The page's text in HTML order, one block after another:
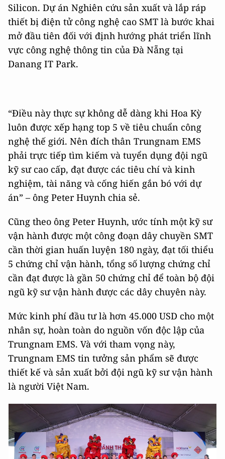
Silicon. Dự án Nghiên cứu sản xuất và lắp ráp
thiết bị điện tử công nghệ cao SMT là bước khai
mở đầu tiên đối với định hướng phát triển lĩnh
vực công nghệ thông tin của Đà Nẵng tại
Danang IT Park.
“Điều này thực sự không dễ dàng khi Hoa Kỳ
luôn được xếp hạng top 5 về tiêu chuẩn công
nghệ thế giới. Nên đích thân Trungnam EMS
phải trực tiếp tìm kiếm và tuyển dụng đội ngũ
kỹ sư cao cấp, đạt được các tiêu chí và kinh
nghiệm, tài năng và cống hiến gắn bó với dự
án” – ông Peter Huynh chia sẻ.
Cũng theo ông Peter Huynh, ước tính một kỹ sư
vận hành được một công đoạn dây chuyền SMT
cần thời gian huấn luyện 180 ngày, đạt tối thiểu
5 chứng chỉ vận hành, tổng số lượng chứng chỉ
cần đạt được là gần 50 chứng chỉ để toàn bộ đội
ngũ kỹ sư vận hành được các dây chuyên này.
Mức kinh phí đầu tư là hơn 45.000 USD cho một
nhân sự, hoàn toàn do nguồn vốn độc lập của
Trungnam EMS. Và với tham vọng này,
Trungnam EMS tin tưởng sản phẩm sẽ được
thiết kế và sản xuất bởi đội ngũ kỹ sư vận hành
là người Việt Nam.